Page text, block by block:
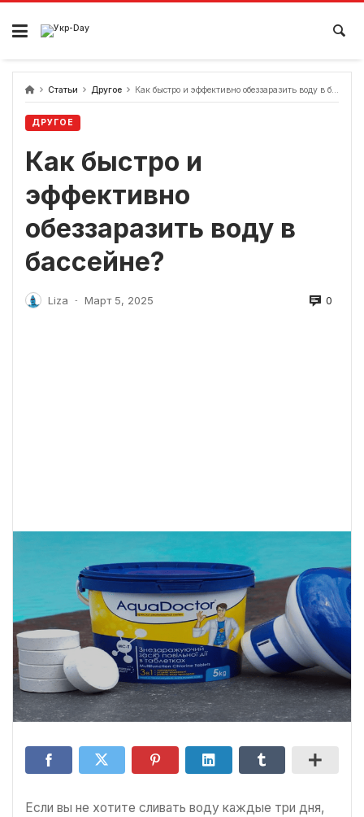
перейти
содержанию
Статьи Другое Как быстро и эффективно обеззаразить воду в бассейне?
ДРУГОЕ
Как быстро и
эффективно
обеззаразить воду в
бассейне?
Liza - Март 5, 2025 0
Если вы не хотите сливать воду каждые три дня,